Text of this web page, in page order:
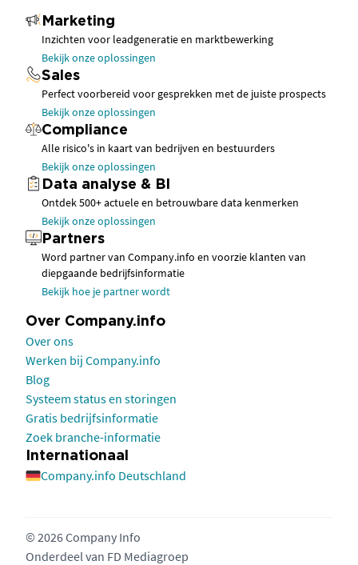
Marketing
Inzichten voor leadgeneratie en marktbewerking
Bekijk onze oplossingen
Sales
Perfect voorbereid voor gesprekken met de juiste prospects
Bekijk onze oplossingen
Compliance
Alle risico's in kaart van bedrijven en bestuurders
Bekijk onze oplossingen
Data analyse & BI
Ontdek 500+ actuele en betrouwbare data kenmerken
Bekijk onze oplossingen
Partners
Word partner van Company.info en voorzie klanten van
diepgaande bedrijfsinformatie
Bekijk hoe je partner wordt
Over Company.info
Over ons
Werken bij Company.info
Blog
Systeem status en storingen
Gratis bedrijfsinformatie
Zoek branche-informatie
Internationaal
Company.info Deutschland
© 2026 Company Info
Onderdeel van FD Mediagroep